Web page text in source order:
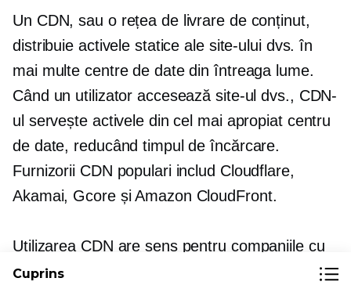
Un CDN, sau o rețea de livrare de conținut,
distribuie activele statice ale site-ului dvs. în
mai multe centre de date din întreaga lume.
Când un utilizator accesează site-ul dvs., CDN-
ul servește activele din cel mai apropiat centru
de date, reducând timpul de încărcare.
Furnizorii CDN populari includ Cloudflare,
Akamai, Gcore și Amazon CloudFront.
Utilizarea CDN are sens pentru companiile cu
un public global, deoarece poate reduce
Cuprins